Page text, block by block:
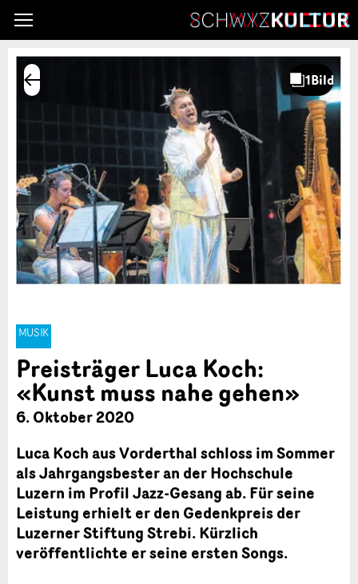
MUSIK
Preisträger Luca Koch:
«Kunst muss nahe gehen»
6. Oktober 2020
Luca Koch aus Vorderthal schloss im Sommer
als Jahrgangsbester an der Hochschule
Luzern im Profil Jazz-Gesang ab. Für seine
Leistung erhielt er den Gedenkpreis der
Luzerner Stiftung Strebi. Kürzlich
veröffentlichte er seine ersten Songs.